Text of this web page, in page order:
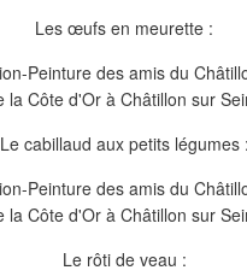
Les œufs en meurette :
Le cabillaud aux petits légumes :
Le rôti de veau :